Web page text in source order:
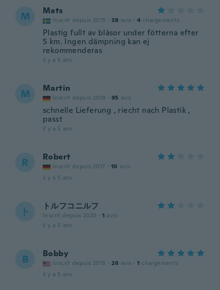
M Mats
Inscrit depuis 2015 · 38 avis · 4 chargements
Plastig fullt av blåsor under fötterna efter
5 km. Ingen dämpning kan ej
rekommenderas
il y a 5 ans
M Martin
Inscrit depuis 2019 · 95 avis
schnelle Lieferung , riecht nach Plastik ,
passt
il y a 5 ans
R Robert
Inscrit depuis 2017 · 10 avis
il y a 5 ans
ト トルフコニルフ
Inscrit depuis 2020 · 1 avis
il y a 5 ans
B Bobby
Inscrit depuis 2015 · 26 avis · 1 chargements
il y a 5 ans